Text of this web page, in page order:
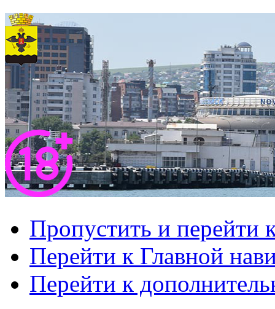
Пропустить и перейти
Перейти к Главной
Перейти к